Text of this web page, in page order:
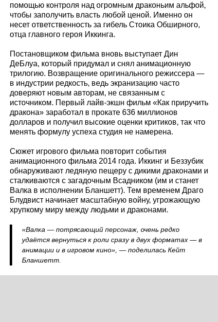
помощью контроля над огромным драконьим альфой,
чтобы заполучить власть любой ценой. Именно он
несет ответственность за гибель Стоика Обширного,
отца главного героя Иккинга.
Постановщиком фильма вновь выступает Дин
ДеБлуа, который придумал и снял анимационную
трилогию. Возвращение оригинального режиссера —
в индустрии редкость, ведь экранизацию часто
доверяют новым авторам, не связанным с
источником. Первый лайв-экшн фильм «Как приручить
дракона» заработал в прокате 636 миллионов
долларов и получил высокие оценки критиков, так что
менять формулу успеха студия не намерена.
Сюжет игрового фильма повторит события
анимационного фильма 2014 года. Иккинг и Беззубик
обнаруживают ледяную пещеру с дикими драконами и
сталкиваются с загадочным Всадником (им и станет
Валка в исполнении Бланшетт). Тем временем Драго
Блудвист начинает масштабную войну, угрожающую
хрупкому миру между людьми и драконами.
«Валка — потрясающий персонаж, очень редко
удаётся вернуться к роли сразу в двух форматах — в
анимации и в игровом кино», — поделилась Кейт
Бланшетт.